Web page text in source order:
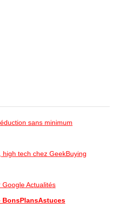
sans minimum
tech chez GeekBuying
Actualités
BonsPlansAstuces